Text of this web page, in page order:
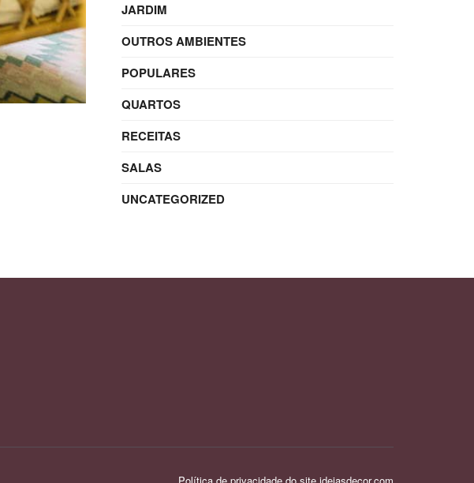
JARDIM
OUTROS AMBIENTES
POPULARES
QUARTOS
RECEITAS
SALAS
UNCATEGORIZED